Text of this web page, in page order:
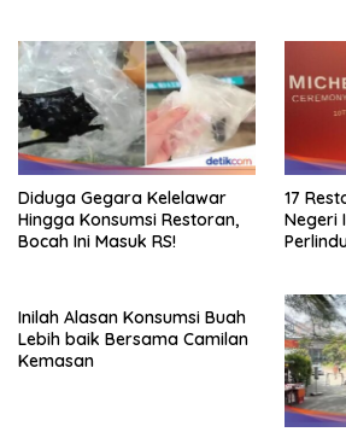
Diduga Gegara Kelelawar
Hingga Konsumsi Restoran,
Bocah Ini Masuk RS!
17
Negeri
Inilah Alasan Konsumsi Buah
Lebih baik Bersama Camilan
Kemasan